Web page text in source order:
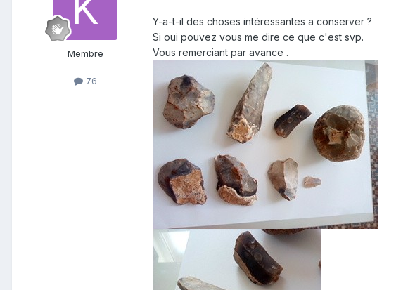
Membre
76
Y-a-t-il des choses intéressantes a conserver ?
Si oui pouvez vous me dire ce que c'est svp.
Vous remerciant par avance .